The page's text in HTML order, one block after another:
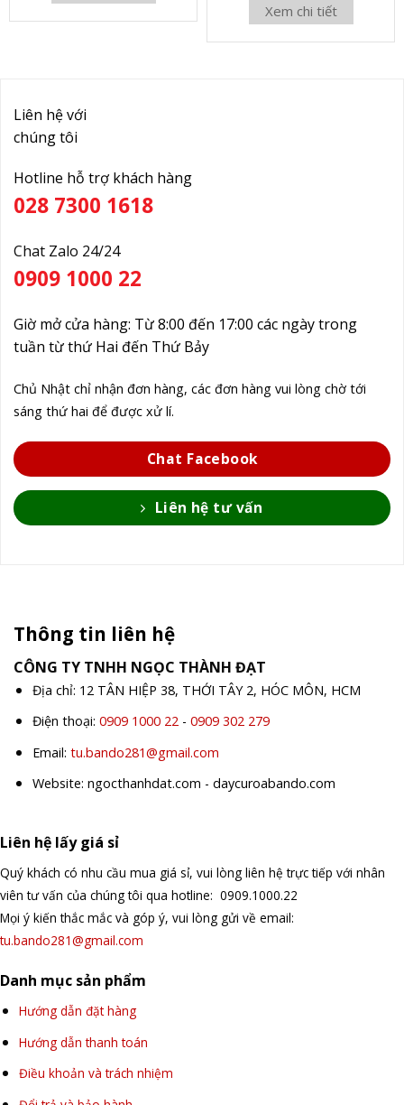
Xem chi tiết
Liên hệ với
chúng tôi
Hotline hỗ trợ khách hàng
028 7300 1618
Chat Zalo 24/24
0909 1000 22
Giờ mở cửa hàng: Từ 8:00 đến 17:00 các ngày trong
tuần từ thứ Hai đến Thứ Bảy
Chủ Nhật chỉ nhận đơn hàng, các đơn hàng vui lòng chờ tới
sáng thứ hai để được xử lí.
Chat Facebook
Liên hệ tư vấn
Thông tin liên hệ
CÔNG TY TNHH NGỌC THÀNH ĐẠT
Địa chỉ: 12 TÂN HIỆP 38, THỚI TÂY 2, HÓC MÔN, HCM
Điện thoại: 0909 1000 22- 0909 302 279
Email: tu.bando281@gmail.com
Website: ngocthanhdat.com - daycuroabando.com
Liên hệ lấy giá sỉ
Quý khách có nhu cầu mua giá sỉ, vui lòng liên hệ trực tiếp với nhân
viên tư vấn của chúng tôi qua hotline: 0909.1000.22
Mọi ý kiến thắc mắc và góp ý, vui lòng gửi về email:
tu.bando281@gmail.com
Danh mục sản phẩm
Hướng dẫn đặt hàng
Hướng dẫn thanh toán
Điều khoản và trách nhiệm